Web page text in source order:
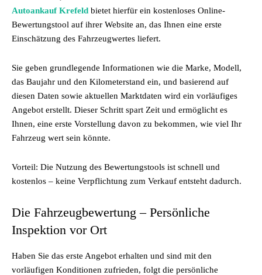
Autoankauf Krefeld bietet hierfür ein kostenloses Online-
Bewertungstool auf ihrer Website an, das Ihnen eine erste
Einschätzung des Fahrzeugwertes liefert.
Sie geben grundlegende Informationen wie die Marke, Modell,
das Baujahr und den Kilometerstand ein, und basierend auf
diesen Daten sowie aktuellen Marktdaten wird ein vorläufiges
Angebot erstellt. Dieser Schritt spart Zeit und ermöglicht es
Ihnen, eine erste Vorstellung davon zu bekommen, wie viel Ihr
Fahrzeug wert sein könnte.
Vorteil: Die Nutzung des Bewertungstools ist schnell und
kostenlos – keine Verpflichtung zum Verkauf entsteht dadurch.
Die Fahrzeugbewertung – Persönliche
Inspektion vor Ort
Haben Sie das erste Angebot erhalten und sind mit den
vorläufigen Konditionen zufrieden, folgt die persönliche